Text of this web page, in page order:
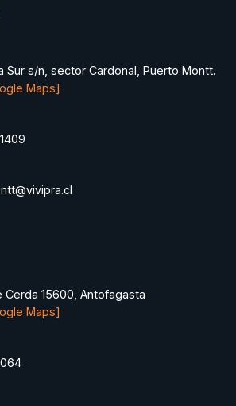
Sur s/n, sector Cardonal, Puerto Montt.
Maps]
Cerda 15600, Antofagasta
Maps]